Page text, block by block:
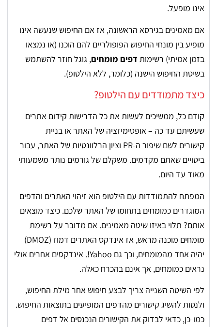
אינו מופעל.
אם מאמינים בגירסא הראשונה, אז אם החיפוש שנעשה אינו
מופיע בין מונחי החיפוש הפופולריים להם הוכנו (או נמצאו
בזמן אמיתי) רשימות דפים מומחים, גוגל חוזר להשתמש
בשיטת החיפוש הישנה (כלומר, ללא הילטופ).
כיצד מתמודדים עם הילטופ?
קודם כל, ממשיכים לעשות את כל הדרישות קידום אתרים
שעשיתם עד כה – אופטימיזציה של האתר או בניית
קישורים לשם שיפור ה-PR וציון הרלוונטיות של האתר, עבור
ביטויים שאתם מקדמים. משקלם של גורמים נותר משמעותי
מאוד עד היום.
המפתח להתמודדות עם הילטופ הוא זיהוי האתרים והדפים
המוגדרים כמומחים בתחומו של האתר שלכם. כיצד מוצאים
אותם? תלוי באיזו שיטה מאמינים. אם מדובר על רשימת
מומחים מוכנה מראש, אז אינדקס האתרים דמוז (DMOZ)
יהיה אחד מהמומחים, וכך גם Yahoo!. אינדקסים אחרים אולי
נראים כמומחים, אך אינם בהכרח כאלה.
לפי השיטה השנייה צריך לבצע חיפוש אחר מילת החיפוש,
ולנסות להשיג קישורים מהדפים המופיעים בתוצאות החיפוש.
כמו-כן, כדאי לבדוק את הקישורים הנכנסים אל דפים